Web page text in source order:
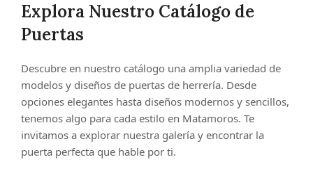
Explora Nuestro Catálogo de
Puertas
Descubre en nuestro catálogo una amplia variedad de
modelos y diseños de puertas de herrería. Desde
opciones elegantes hasta diseños modernos y sencillos,
tenemos algo para cada estilo en Matamoros. Te
invitamos a explorar nuestra galería y encontrar la
puerta perfecta que hable por ti.